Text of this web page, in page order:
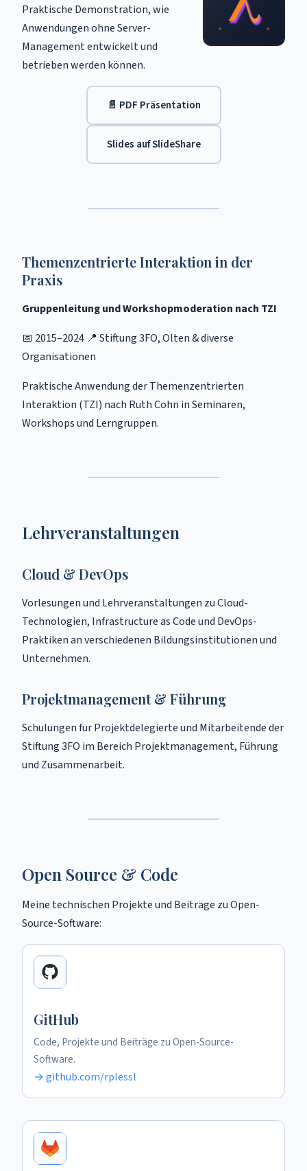
Praktische Demonstration, wie
Anwendungen ohne Server-
Management entwickelt und
betrieben werden können.
📄 PDF Präsentation
Slides auf SlideShare
Themenzentrierte Interaktion in der
Praxis
Gruppenleitung und Workshopmoderation nach TZI
📅 2015–2024 📍 Stiftung 3FO, Olten & diverse
Organisationen
Praktische Anwendung der Themenzentrierten
Interaktion (TZI) nach Ruth Cohn in Seminaren,
Workshops und Lerngruppen.
Lehrveranstaltungen
Cloud & DevOps
Vorlesungen und Lehrveranstaltungen zu Cloud-
Technologien, Infrastructure as Code und DevOps-
Praktiken an verschiedenen Bildungsinstitutionen und
Unternehmen.
Projektmanagement & Führung
Schulungen für Projektdelegierte und Mitarbeitende der
Stiftung 3FO im Bereich Projektmanagement, Führung
und Zusammenarbeit.
Open Source & Code
Meine technischen Projekte und Beiträge zu Open-
Source-Software:
GitHub
Code, Projekte und Beiträge zu Open-Source-
Software.
→ github.com/rplessl